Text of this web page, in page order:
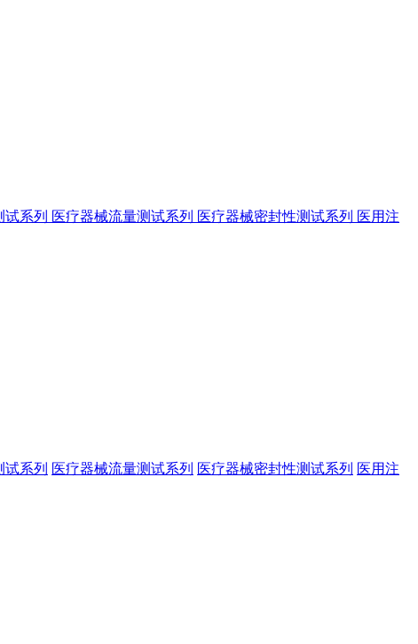
系列 医疗器械流量测试系列 医疗器械密封性测试系列 医用注
系列 医疗器械流量测试系列 医疗器械密封性测试系列 医用注